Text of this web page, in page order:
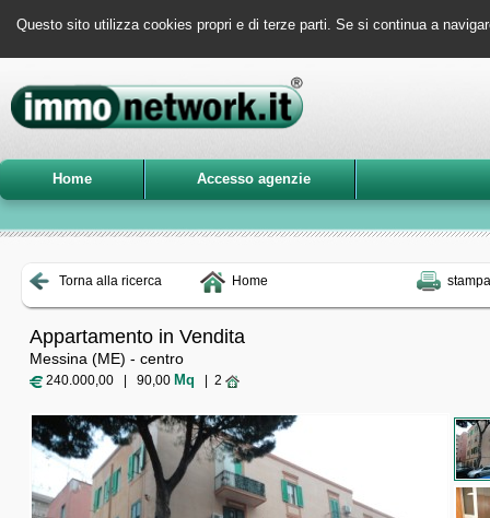
Questo sito utilizza cookies propri e di terze parti. Se si continua a
Home Accesso agenzie
Torna alla ricerca Home stampa
Appartamento in Vendita
Messina (ME) - centro
240.000,00 | 90,00 Mq | 2